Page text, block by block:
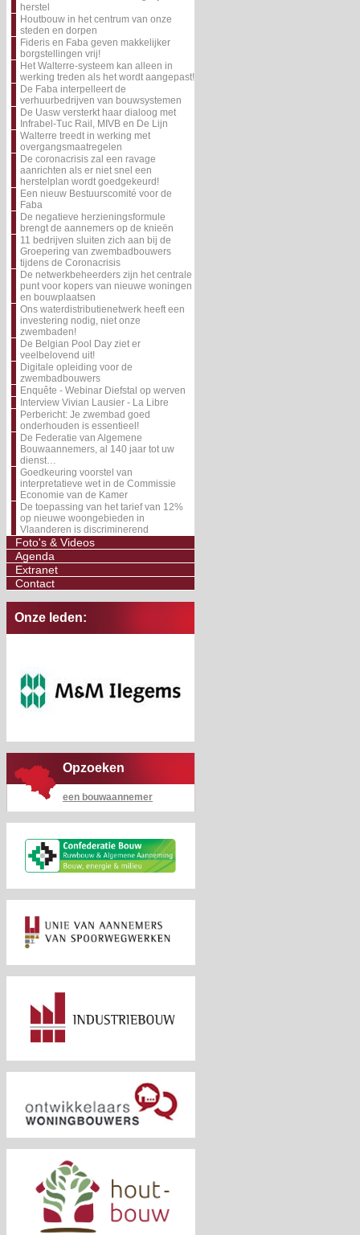
herstel
Houtbouw in het centrum van onze
steden en dorpen
Fideris en Faba geven makkelijker
borgstellingen vrij!
Het Walterre-systeem kan alleen in
werking treden als het wordt aangepast!
De Faba interpelleert de
verhuurbedrijven van bouwsystemen
De Uasw versterkt haar dialoog met
Infrabel-Tuc Rail, MIVB en De Lijn
Walterre treedt in werking met
overgangsmaatregelen
De coronacrisis zal een ravage
aanrichten als er niet snel een
herstelplan wordt goedgekeurd!
Een nieuw Bestuurscomité voor de
Faba
De negatieve herzieningsformule
brengt de aannemers op de knieën
11 bedrijven sluiten zich aan bij de
Groepering van zwembadbouwers
tijdens de Coronacrisis
De netwerkbeheerders zijn het centrale
punt voor kopers van nieuwe woningen
en bouwplaatsen
Ons waterdistributienetwerk heeft een
investering nodig, niet onze
zwembaden!
De Belgian Pool Day ziet er
veelbelovend uit!
Digitale opleiding voor de
zwembadbouwers
Enquête - Webinar Diefstal op werven
Interview Vivian Lausier - La Libre
Perbericht: Je zwembad goed
onderhouden is essentieel!
De Federatie van Algemene
Bouwaannemers, al 140 jaar tot uw
dienst…
Goedkeuring voorstel van
interpretatieve wet in de Commissie
Economie van de Kamer
De toepassing van het tarief van 12%
op nieuwe woongebieden in
Vlaanderen is discriminerend
Foto's & Videos
Agenda
Extranet
Contact
Onze leden:
Opzoeken
een bouwaannemer